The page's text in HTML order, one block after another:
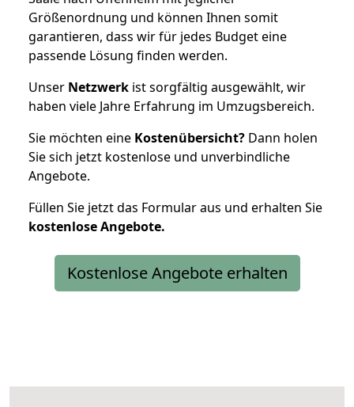
Größenordnung und können Ihnen somit
garantieren, dass wir für jedes Budget eine
passende Lösung finden werden.
Unser Netzwerk ist sorgfältig ausgewählt, wir
haben viele Jahre Erfahrung im Umzugsbereich.
Sie möchten eine Kostenübersicht? Dann holen
Sie sich jetzt kostenlose und unverbindliche
Angebote.
Füllen Sie jetzt das Formular aus und erhalten Sie
kostenloseAngebote.
Kostenlose Angebote erhalten